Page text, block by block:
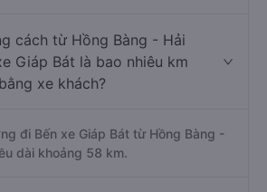
cách từ Hồng Bàng - Hải
Giáp Bát là bao nhiêu km
xe khách?
đi Bến xe Giáp Bát từ Hồng Bàng -
dài khoảng 58 km.